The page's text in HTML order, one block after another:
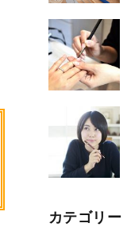
カテゴリー